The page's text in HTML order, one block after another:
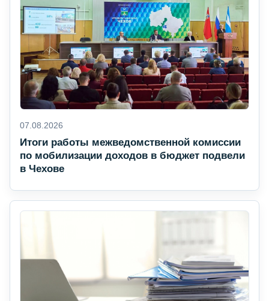
07.08.2026
Итоги работы межведомственной комиссии
по мобилизации доходов в бюджет подвели
в Чехове